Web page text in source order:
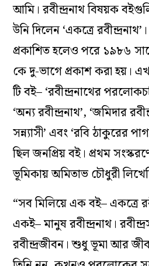
আমি। রবীন্দ্রনাথ বিষয়ক
উনি দিলেন ‘একত্রে
প্রকাশিত হলেও পরে ১৯৮৬
কে দু-ভাগে প্রকাশ করা হয়।
টি বই– ‘রবীন্দ্রনাথের
‘অন্য রবীন্দ্রনাথ’, ‘জমিদার
সন্ন্যাসী’ এবং ‘রবি ঠাকুরের
ছিল জনপ্রিয় বই। প্রথম
ভূমিকায় অমিতাভ চৌধুরী
“সব মিলিয়ে এক বই– একত্রে
একই– মানুষ রবীন্দ্রনাথ।
রবীন্দ্রজীবন। শুধু ভূমা আর